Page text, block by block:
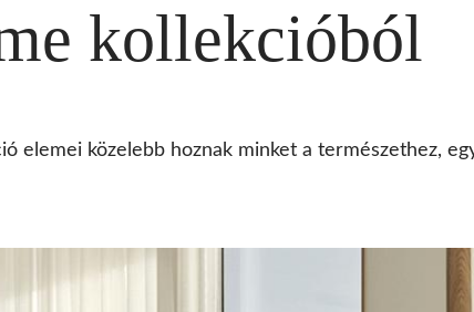
kollekcióból
elemei közelebb hoznak minket a természethez,